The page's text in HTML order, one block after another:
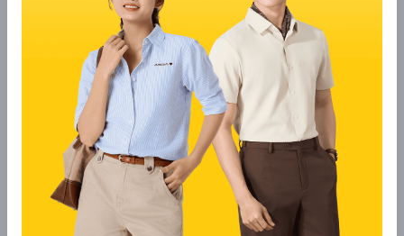
...đến thương hiệu YODY - Young & Dynamic
Lập gia đình trong khi chẳng có gì trong tay. Vợ mang bầu,
cuộc sống khó khăn trong cảnh thất nghiệp khiến Hòa suy nghĩ
rất nhiều. Anh quyết định về quê Hải Dương khởi nghiệp lại
bằng việc thành lập mô hình kinh doanh hệ thống thời trang.
Hi5 ra đời và đem lại cơn sốt cho giới trẻ lúc bấy giờ. Với số vốn
vay ban đầu là 150 triệu, chỉ trong 2 năm anh đã có trong tay
12 cửa hàng trên 3 tỉnh,thành phố.
Thành công vừa mỉm cười, Việt Hòa lại một lần nữa bước lên
vết xe đổ của anh những ngày đầu khởi nghiệp: “tôi lười biếng,
không học hỏi, không tập trung vào công việc kinh doanh của
mình..” Ham hố đầu tư bất động sản, anh bị mất thanh khoản,